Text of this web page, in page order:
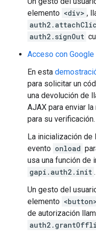
elemento <div> ,
auth2.signOut
Acceso con
En esta
para solicitar un
una devolución de
AJAX para enviar
para su verificación.
La inicialización de
evento onload
usa una función de
gapi.auth2.init .
Un gesto del
elemento
de autorización